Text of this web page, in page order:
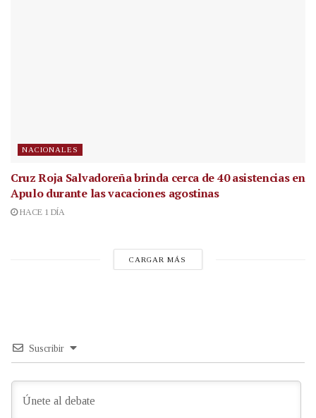
NACIONALES
Cruz Roja Salvadoreña brinda cerca de 40 asistencias en
Apulo durante las vacaciones agostinas
HACE 1 DÍA
CARGAR MÁS
Suscribir